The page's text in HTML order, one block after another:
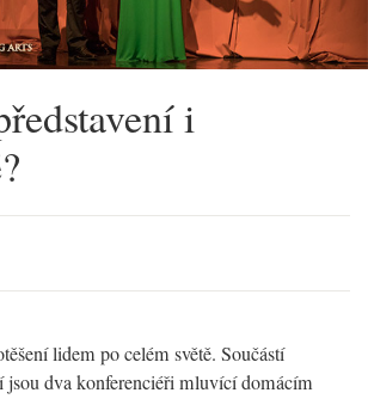
i
lidem po celém světě. Součástí
jsou dva konferenciéři mluvící domácím